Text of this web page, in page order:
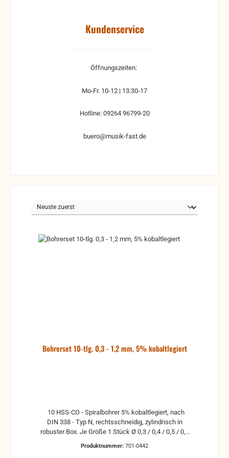
Kundenservice
Öffnungszeiten:
Mo-Fr. 10-12 | 13:30-17
Hotline: 09264 96799-20
buero@musik-fast.de
Bohrerset 10-tlg. 0,3 - 1,2 mm, 5% kobaltlegiert
DIN 338 - Typ N, rechtsschneidig, zylindrisch in
robuster Box. Je Größe 1 Stück Ø 0,3 / 0,4 / 0,5 / 0,6
Produktnummer: 701-0442